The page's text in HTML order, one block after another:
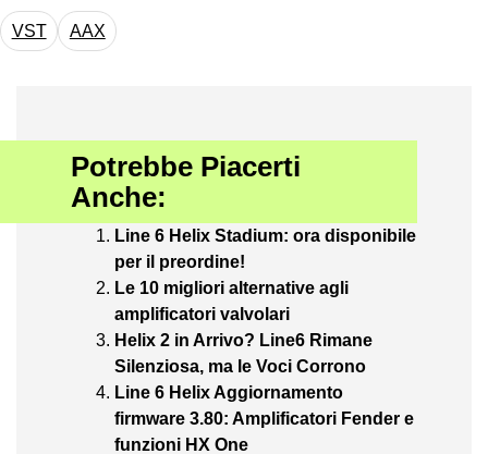
VST AAX
Potrebbe Piacerti
Anche:
Line 6 Helix Stadium: ora disponibile
per il preordine!
Le 10 migliori alternative agli
amplificatori valvolari
Helix 2 in Arrivo? Line6 Rimane
Silenziosa, ma le Voci Corrono
Line 6 Helix Aggiornamento
firmware 3.80: Amplificatori Fender e
funzioni HX One